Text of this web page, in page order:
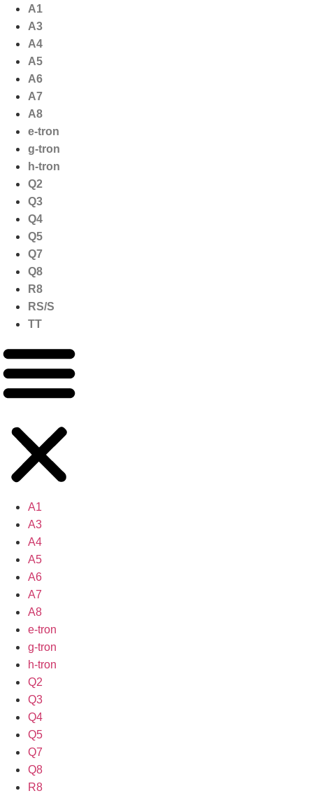
naar
inhoud
A1
A3
A4
A5
A6
A7
A8
e-tron
g-tron
h-tron
Q2
Q3
Q4
Q5
Q7
Q8
R8
RS/S
TT
A1
A3
A4
A5
A6
A7
A8
e-tron
g-tron
h-tron
Q2
Q3
Q4
Q5
Q7
Q8
R8